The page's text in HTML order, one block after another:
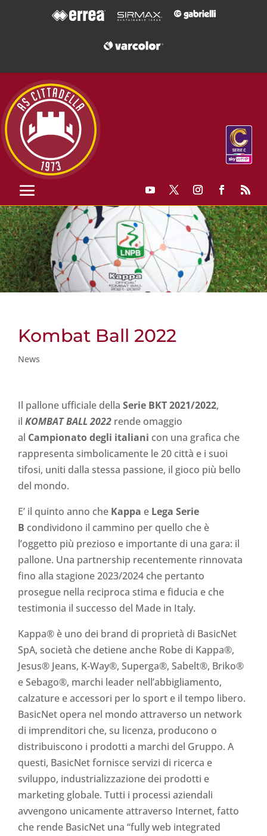
Kombat Ball 2022
News
Il pallone ufficiale della Serie BKT 2021/2022,
il KOMBAT BALL 2022 rende omaggio
al Campionato degli italiani con una grafica che
rappresenta simbolicamente le 20 città e i suoi
tifosi, uniti dalla stessa passione, il gioco più bello
del mondo.
E’ il quinto anno che Kappa e Lega Serie
B condividono il cammino per quello che è
l’oggetto più prezioso e importante di una gara: il
pallone. Una partnership recentemente rinnovata
fino alla stagione 2023/2024 che pertanto
prosegue nella reciproca stima e fiducia e che
testimonia il successo del Made in Italy.
Kappa® è uno dei brand di proprietà di BasicNet
SpA, società che detiene anche Robe di Kappa®,
Jesus® Jeans, K-Way®, Superga®, Sabelt®, Briko®
e Sebago®, marchi leader nell’abbigliamento,
calzature e accessori per lo sport e il tempo libero.
BasicNet opera nel mondo attraverso un network
di imprenditori che, su licenza, producono o
distribuiscono i prodotti a marchi del Gruppo. A
questi, BasicNet fornisce servizi di ricerca e
sviluppo, industrializzazione dei prodotti e
marketing globale. Tutti i processi aziendali
avvengono unicamente attraverso Internet, fatto
che rende BasicNet una “fully web integrated